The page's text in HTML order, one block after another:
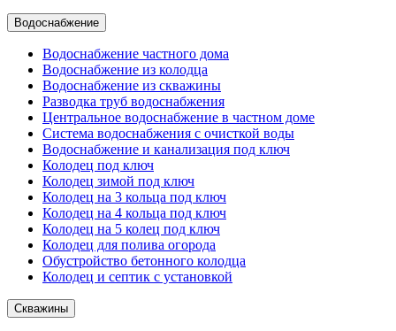
Водоснабжение
Водоснабжение частного дома
Водоснабжение из колодца
Водоснабжение из скважины
Разводка труб водоснабжения
Центральное водоснабжение в частном доме
Система водоснабжения с очисткой воды
Водоснабжение и канализация под ключ
Колодец под ключ
Колодец зимой под ключ
Колодец на 3 кольца под ключ
Колодец на 4 кольца под ключ
Колодец на 5 колец под ключ
Колодец для полива огорода
Обустройство бетонного колодца
Колодец и септик с установкой
Скважины